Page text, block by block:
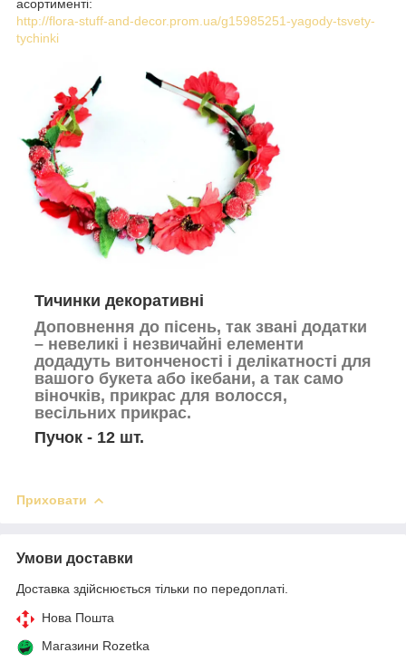
асортименті:
http://flora-stuff-and-decor.prom.ua/g15985251-yagody-tsvety-
tychinki
Тичинки декоративні
Доповнення до пісень, так звані додатки
– невеликі і незвичайні елементи
додадуть витонченості і делікатності для
вашого букета або ікебани, а так само
віночків, прикрас для волосся,
весільних прикрас.
Пучок - 12 шт.
Приховати
Умови доставки
Доставка здійснюється тільки по передоплаті.
Нова Пошта
Магазини Rozetka